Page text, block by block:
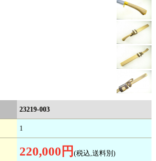
23219-003
1
220,000円 (税込,送料別)